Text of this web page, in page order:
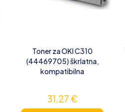
Toner za OKI C310
(44469705) škrlatna,
kompatibilna
31,27 €